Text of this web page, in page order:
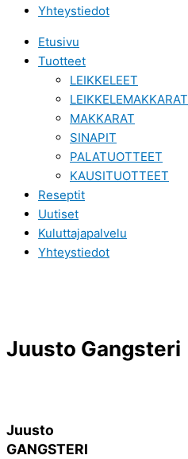
Yhteystiedot
Etusivu
Tuotteet
LEIKKELEET
LEIKKELEMAKKARAT
MAKKARAT
SINAPIT
PALATUOTTEET
KAUSITUOTTEET
Reseptit
Uutiset
Kuluttajapalvelu
Yhteystiedot
Juusto Gangsteri
Juusto
GANGSTERI